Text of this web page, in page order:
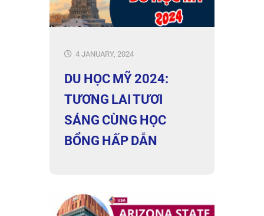
4 JANUARY, 2024
DU HỌC MỸ 2024:
TƯƠNG LAI TƯƠI
SÁNG CÙNG HỌC
BỔNG HẤP DẪN